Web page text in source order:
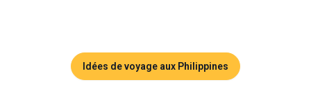
Idées de voyage aux Philippines